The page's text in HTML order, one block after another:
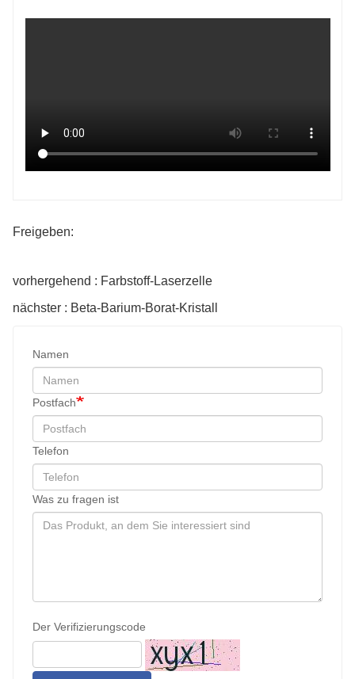
Freigeben:
vorhergehend : Farbstoff-Laserzelle
nächster : Beta-Barium-Borat-Kristall
Namen
Postfach
Telefon
Was zu fragen ist
Der Verifizierungscode